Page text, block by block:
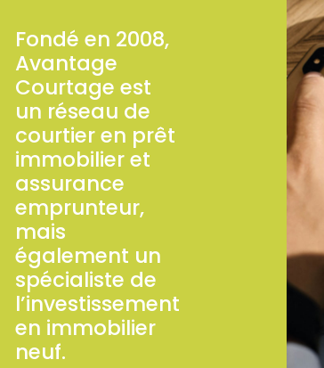
Fondé en 2008,
Avantage
Courtage est
un réseau de
courtier en prêt
immobilier et
assurance
emprunteur,
mais
également un
spécialiste de
l’investissement
en immobilier
neuf.